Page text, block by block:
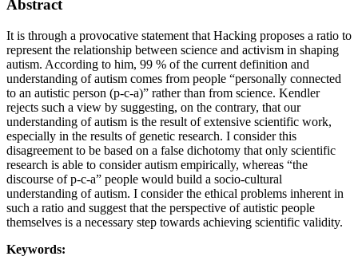
Abstract
It is through a provocative statement that Hacking proposes a ratio to
represent the relationship between science and activism in shaping
autism. According to him, 99 % of the current definition and
understanding of autism comes from people “personally connected
to an autistic person (p-c-a)” rather than from science. Kendler
rejects such a view by suggesting, on the contrary, that our
understanding of autism is the result of extensive scientific work,
especially in the results of genetic research. I consider this
disagreement to be based on a false dichotomy that only scientific
research is able to consider autism empirically, whereas “the
discourse of p-c-a” people would build a socio-cultural
understanding of autism. I consider the ethical problems inherent in
such a ratio and suggest that the perspective of autistic people
themselves is a necessary step towards achieving scientific validity.
Keywords: